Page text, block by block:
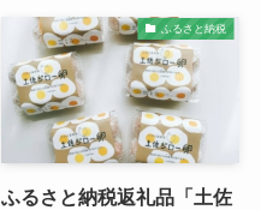
ふるさと納税
ふるさと納税返礼品「土佐